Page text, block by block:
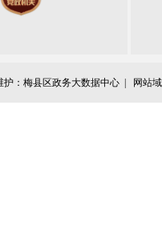
护：梅县区政务大数据中心 | 网站